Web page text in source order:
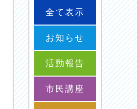
全て表示
お知らせ
活動報告
市民講座